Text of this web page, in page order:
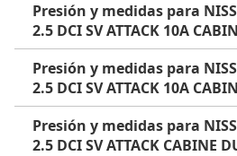
Presión y medidas para
2.5 DCI SV ATTACK 10A
Presión y medidas para
2.5 DCI SV ATTACK 10A
Presión y medidas para
2.5 DCI SV ATTACK CABINE